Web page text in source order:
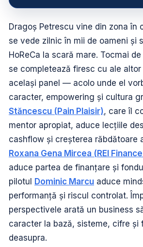
Dragoș Petrescu vine din zona în
se vede zilnic în mii de oameni și
HoReCa la scară mare. Tocmai
se completează firesc cu ale altor
același panel — acolo unde el
caracter, empowering și cultura
Stăncescu (Pain Plaisir), care îl
mentor apropiat, aduce lecțiile
cashflow și creșterea răbdătoare
Roxana Gena Mircea (REI
aduce partea de finanțare și
pilotul
Dominic Marcu aduce
performanță și riscul controlat.
perspectivele arată un business
caracter la bază, sisteme, cifre și
deasupra.